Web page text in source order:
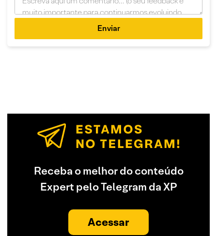
Enviar
Receba o melhor do conteúdo
Expert pelo Telegram da XP
Acessar